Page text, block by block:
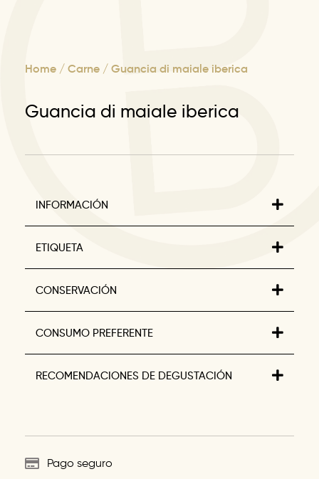
Home / Carne / Guancia di maiale iberica
Guancia di maiale iberica
INFORMACIÓN
ETIQUETA
CONSERVACIÓN
CONSUMO PREFERENTE
RECOMENDACIONES DE DEGUSTACIÓN
Pago seguro